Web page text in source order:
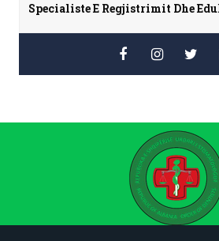
Specialiste E Regjistrimit Dhe